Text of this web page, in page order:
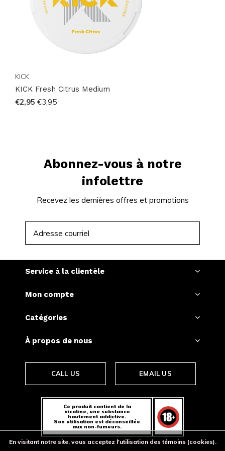
KICK
KICK Fresh Citrus Medium
€2,95 €3,95
Abonnez-vous à notre
infolettre
Recevez les dernières offres et promotions
Service à la clientèle
Mon compte
Catégories
À propos de nous
CALL US EMAIL US
Ce produit contient de la
nicotine, une substance
hautement addictive.
Son utilisation est déconseillée
aux non-fumeurs.
En visitant notre site, vous acceptez l'utilisation des témoins (cookies).